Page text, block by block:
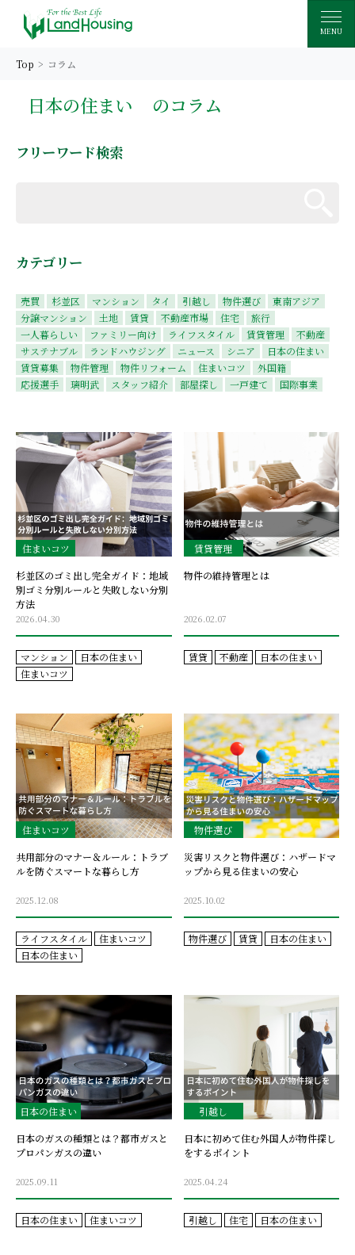
MENU
Top コラム
日本の住まい のコラム
フリーワード検索
カテゴリー
売買 杉並区 マンション タイ 引越し 物件選び
東南アジア
分譲マンション
土地 賃貸 不動産市場 住宅
旅行
一人暮らしい
ファミリー向け ライフスタイル 賃貸管理
不動産
サステナブル
ランドハウジング ニュース シニア
日本の住まい
賃貸募集
物件管理 物件リフォーム 住まいコツ
外国籍
応援選手
璃明武 スタッフ紹介 部屋探し 一戸建て 国際事業
住まいコツ
杉並区のゴミ出し完全ガイド：地域
別ゴミ分別ルールと失敗しない分別
方法
2026.04.30
マンション
日本の住まい
住まいコツ
賃貸管理
物件の維持管理とは
2026.02.07
賃貸 不動産 日本の住まい
住まいコツ
共用部分のマナー＆ルール：トラブ
ルを防ぐスマートな暮らし方
2025.12.08
ライフスタイル
住まいコツ
日本の住まい
物件選び
災害リスクと物件選び：ハザードマ
ップから見る住まいの安心
2025.10.02
物件選び 賃貸 日本の住まい
日本の住まい
日本のガスの種類とは？都市ガスと
プロパンガスの違い
2025.09.11
日本の住まい 住まいコツ
引越し
日本に初めて住む外国人が物件探し
をするポイント
2025.04.24
引越し 住宅 日本の住まい